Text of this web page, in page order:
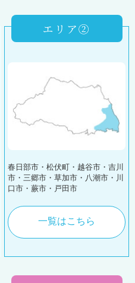
エリア②
春日部市・松伏町・越谷市・吉川
市・三郷市・草加市・八潮市・川
口市・蕨市・戸田市
一覧はこちら